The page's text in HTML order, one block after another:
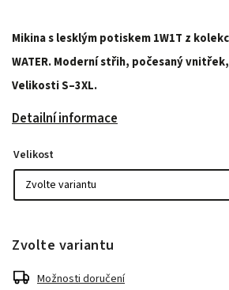
Mikina s lesklým potiskem 1W1T z
WATER. Moderní střih, počesaný
Velikosti S–3XL.
Detailní informace
Velikost
Zvolte variantu
Možnosti doručení